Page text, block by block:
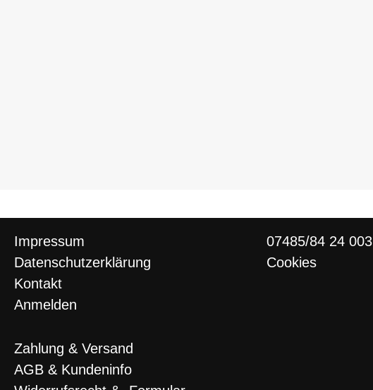
Impressum
Datenschutzerklärung
Kontakt
Anmelden
Zahlung & Versand
AGB & Kundeninfo
07485/84 24 003
Cookies